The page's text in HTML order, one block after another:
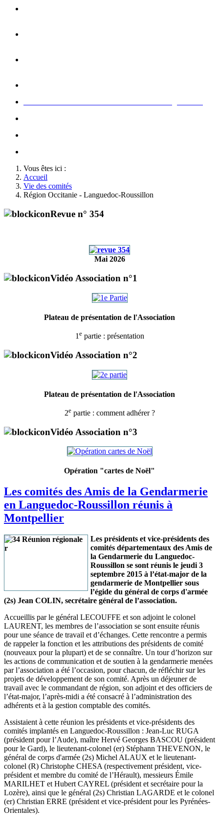
Vous êtes ici :
Accueil
Vie des comités
Région Occitanie - Languedoc-Roussillon
Revue n° 354
Mai 2026
Vidéo Association n°1
Plateau de présentation de l'Association
1 epartie : présentation
Vidéo Association n°2
Plateau de présentation de l'Association
2epartie : comment adhérer ?
Vidéo Association n°3
Opération "cartes de Noël"
Les comités des Amis de la Gendarmerie
en Languedoc-Roussillon réunis à
Montpellier
Les présidents et vice-présidents des
comités départementaux des Amis de
la Gendarmerie du Languedoc-
Roussillon se sont réunis le jeudi 3
septembre 2015 à l’état-major de la
gendarmerie de Montpellier sous
l’égide du général de corps d'armée
(2s) Jean COLIN, secrétaire général de l’association.
Accueillis par le général LECOUFFE et son adjoint le colonel
LAURENT, les membres de l’association se sont ensuite réunis
pour une séance de travail et d’échanges. Cette rencontre a permis
de rappeler la fonction et les attributions des présidents de comité
(nouveaux pour la plupart) et de se connaître. Un tour d’horizon sur
les actions de communication et de soutien à la gendarmerie menées
par l’association a été l’occasion, pour chacun, de réfléchir sur les
projets de développement de son comité. Après un déjeuner de
travail avec le commandant de région, son adjoint et des officiers de
l’état-major, l’après-midi a été consacré à l’administration des
adhérents et à la gestion comptable des comités.
Assistaient à cette réunion les présidents et vice-présidents des
comités implantés en Languedoc-Roussillon : Jean-Luc RUGA
(président pour l’Aude), maître Hervé Georges BASCOU (président
pour le Gard), le lieutenant-colonel (er) Stéphann THEVENON, le
général de corps d'armée (2s) Michel ALAUX et le lieutenant-
colonel (R) Christophe CHESA (respectivement président, vice-
président et membre du comité de l’Hérault), messieurs Émile
MARILHET et Hubert CAYREL (président et secrétaire pour la
Lozère), ainsi que le général (2s) Christian LAGARDE et le colonel
(er) Christian ERRE (président et vice-président pour les Pyrénées-
Orientales).